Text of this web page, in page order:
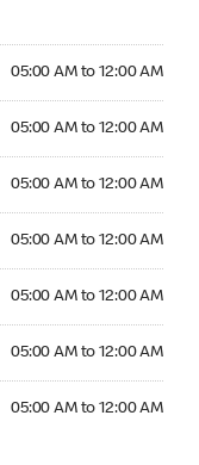
05:00 AM to 12:00 AM
05:00 AM to 12:00 AM
05:00 AM to 12:00 AM
05:00 AM to 12:00 AM
05:00 AM to 12:00 AM
05:00 AM to 12:00 AM
05:00 AM to 12:00 AM